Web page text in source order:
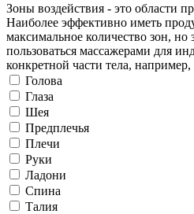
Зоны воздействия - это области
Наиболее эффективно иметь
максимальное количество зон, но
пользоваться массажерами для
конкретной части тела,
Голова
Глаза
Шея
Предплечья
Плечи
Руки
Ладони
Спина
Талия